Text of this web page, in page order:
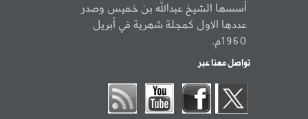
أسسها الشيخ عبدالله بن خميس وصدر
عددها الاول كمجلة شهرية في أبريل
1960م.
تواصل معنا عبر